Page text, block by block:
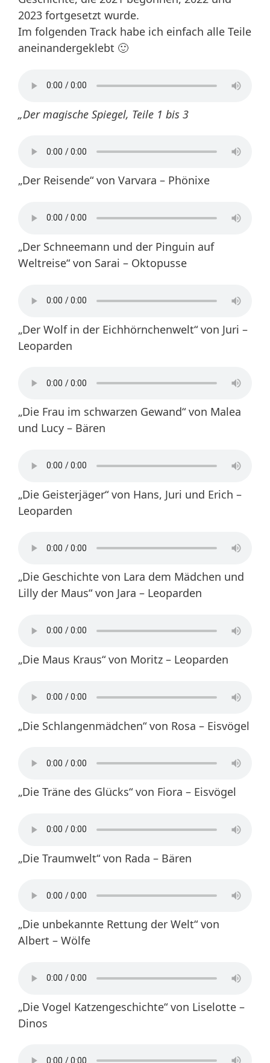
2023 fortgesetzt wurde.
Im folgenden Track habe ich einfach alle Teile
aneinandergeklebt 🙂
„Der magische Spiegel, Teile 1 bis 3
„Der Reisende“ von Varvara – Phönixe
„Der Schneemann und der Pinguin auf
Weltreise“ von Sarai – Oktopusse
„Der Wolf in der Eichhörnchenwelt“ von Juri –
Leoparden
„Die Frau im schwarzen Gewand“ von Malea
und Lucy – Bären
„Die Geisterjäger“ von Hans, Juri und Erich –
Leoparden
„Die Geschichte von Lara dem Mädchen und
Lilly der Maus“ von Jara – Leoparden
„Die Maus Kraus“ von Moritz – Leoparden
„Die Schlangenmädchen“ von Rosa – Eisvögel
„Die Träne des Glücks“ von Fiora – Eisvögel
„Die Traumwelt“ von Rada – Bären
„Die unbekannte Rettung der Welt“ von
Albert – Wölfe
„Die Vogel Katzengeschichte“ von Liselotte –
Dinos